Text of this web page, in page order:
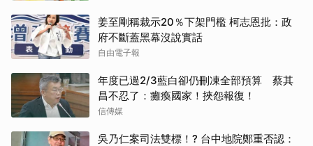
姜至剛稱裁示20％下架門檻 柯志恩批：政
府不斷蓋黑幕沒說實話
自由電子報
年度已過2/3藍白卻仍刪凍全部預算 蔡其
昌不忍了：癱瘓國家！挾怨報復！
信傳媒
吳乃仁案司法雙標！? 台中地院鄭重否認：